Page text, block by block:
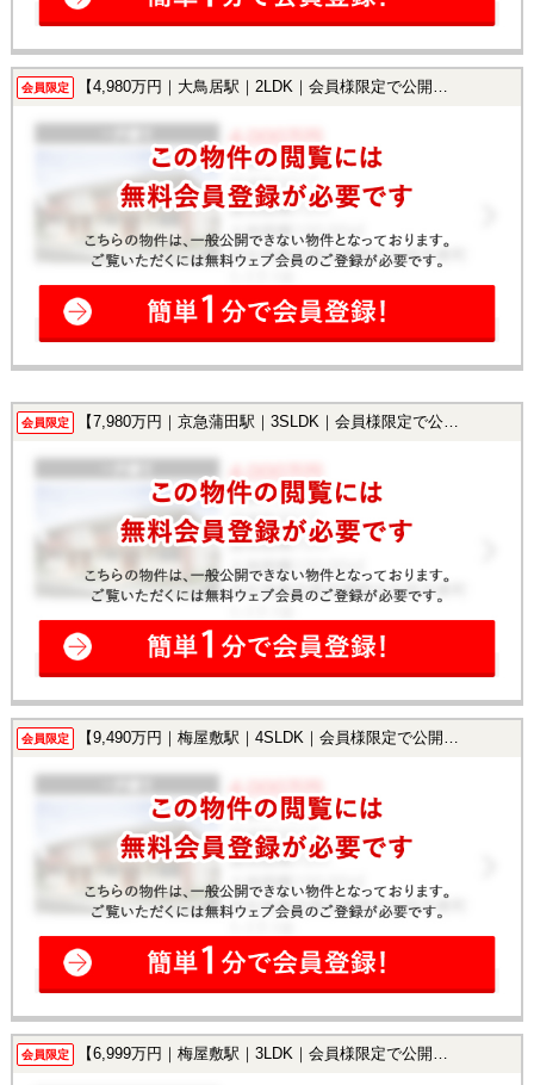
会員限定 【4,980万円｜大鳥居駅｜2LDK｜会員様限定で公開中！】
会員限定 【7,980万円｜京急蒲田駅｜3SLDK｜会員様限定で公開中！】
会員限定 【9,490万円｜梅屋敷駅｜4SLDK｜会員様限定で公開中！】
会員限定 【6,999万円｜梅屋敷駅｜3LDK｜会員様限定で公開中！】